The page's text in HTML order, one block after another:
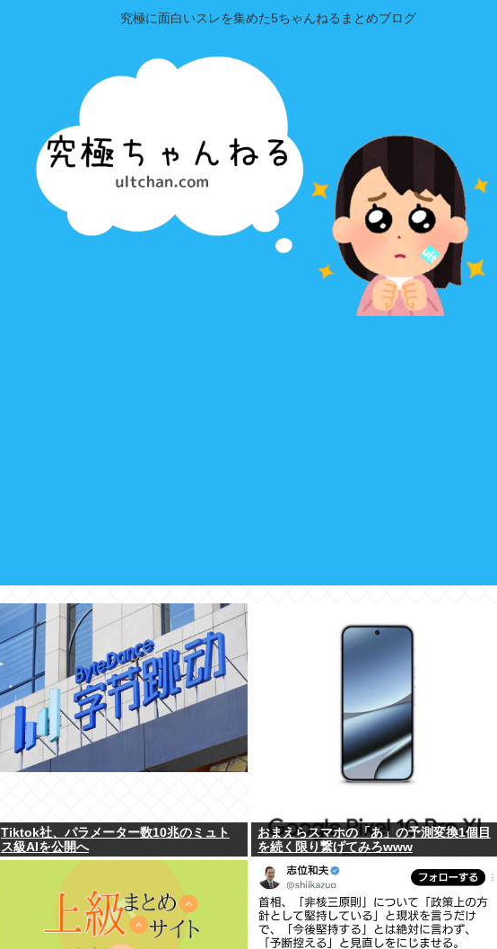
究極に面白いスレを集めた5ちゃんねるまとめブログ
Tiktok社、パラメーター数10兆のミュト
ス級AIを公開へ
おまえらスマホの「あ」の予測変換1個目
を続く限り繋げてみろwww